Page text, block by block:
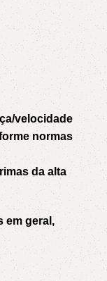
velocidade
normas
da alta
em geral,